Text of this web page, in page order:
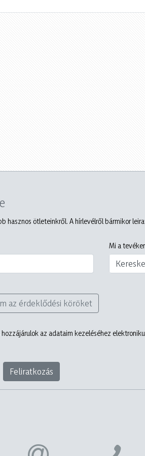
hasznos ötleteinkről. A hírlevélről bármikor
Mi a
az érdeklődési köröket
hozzájárulok az adataim kezeléséhez
Feliratkozás